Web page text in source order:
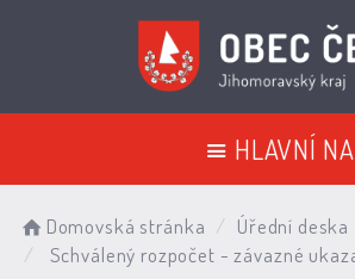
HLAVNÍ
Domovská stránka
Úřední deska
Schválený rozpočet - závazné